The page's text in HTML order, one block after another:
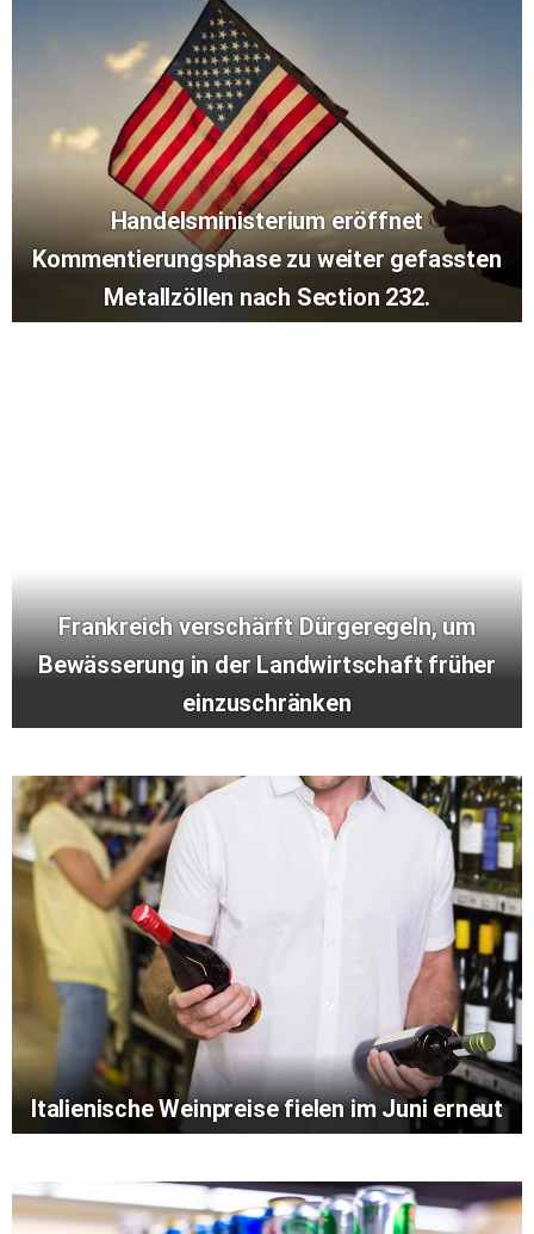
Handelsministerium eröffnet
Kommentierungsphase zu weiter gefassten
Metallzöllen nach Section 232.
Frankreich verschärft Dürgeregeln, um
Bewässerung in der Landwirtschaft früher
einzuschränken
Italienische Weinpreise fielen im Juni erneut